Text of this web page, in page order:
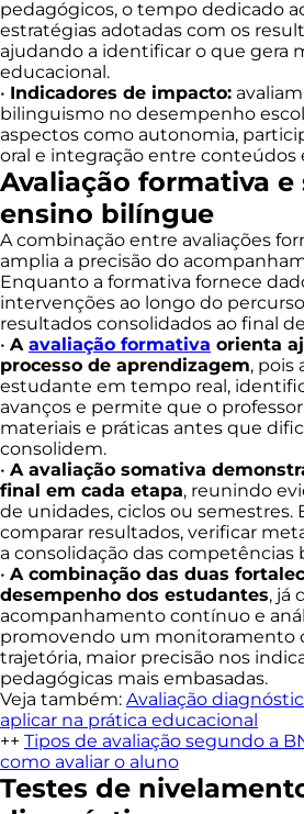
pedagógicos, o tempo dedicado
estratégias adotadas com os
ajudando a identificar o que gera
educacional.
• Indicadores de impacto:
bilinguismo no desempenho
aspectos como autonomia,
oral e integração entre conteúdos
Avaliação formativa
ensino bilíngue
A combinação entre avaliações
amplia a precisão do
Enquanto a formativa fornece
intervenções ao longo do
resultados consolidados ao final
• A avaliação formativa orienta
processo de aprendizagem, pois
estudante em tempo real,
avanços e permite que o
materiais e práticas antes que
consolidem.
• A avaliação somativa
final em cada etapa, reunindo
de unidades, ciclos ou semestres.
comparar resultados, verificar
a consolidação das competências
• A combinação das duas
desempenho dos estudantes, já
acompanhamento contínuo e
promovendo um monitoramento
trajetória, maior precisão nos
pedagógicas mais embasadas.
Veja também: Avaliação
aplicar na prática educacional
++ Tipos de avaliação segundo a
como avaliar o aluno
Testes de